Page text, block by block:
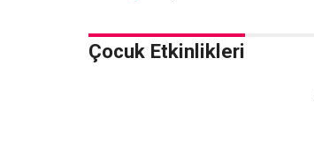
Çocuk Etkinlikleri